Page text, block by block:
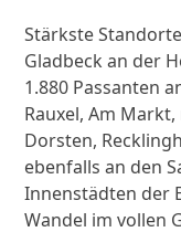
Stärkste
Gladbeck an der
1.880 Passanten
Rauxel, Am
Dorsten,
ebenfalls an den
Innenstädten der
Wandel im vollen